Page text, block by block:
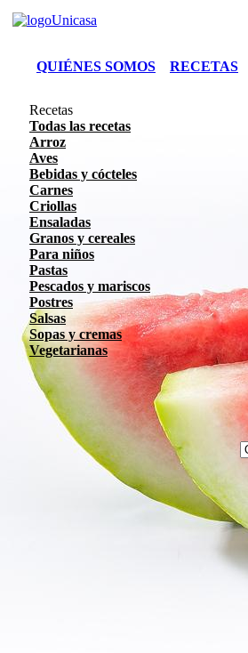
QUIÉNES SOMOS RECETAS
Recetas
Todas las recetas
Arroz
Aves
Bebidas y cócteles
Carnes
Criollas
Ensaladas
Granos y cereales
Para niños
Pastas
Pescados y mariscos
Postres
Salsas
Sopas y cremas
Vegetarianas